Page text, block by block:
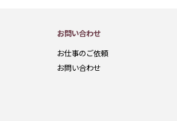
お問い合わせ
お仕事のご依頼
お問い合わせ